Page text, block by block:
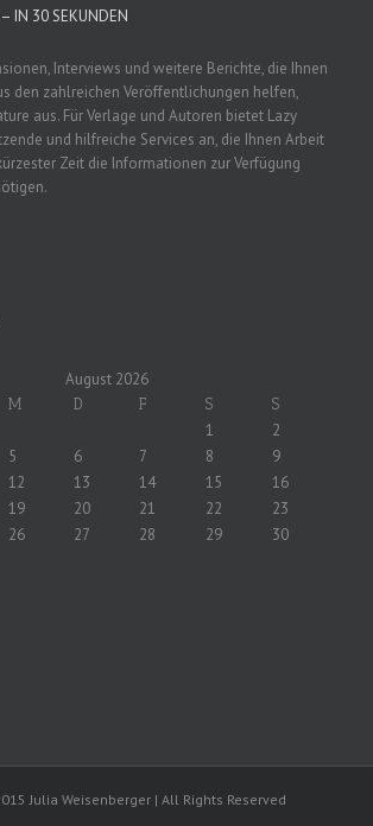
IN 30 SEKUNDEN
Interviews und weitere Berichte, die Ihnen
den zahlreichen Veröffentlichungen helfen,
aus. Für Verlage und Autoren bietet Lazy
und hilfreiche Services an, die Ihnen Arbeit
Zeit die Informationen zur Verfügung
August 2026
M D F S S
1
2
5 6 7 8
9
12 13 14 15
16
19 20 21 22
23
26 27 28 29
30
Julia Weisenberger | All Rights Reserved